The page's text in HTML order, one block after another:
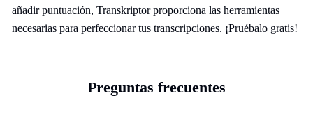
añadir puntuación, Transkriptor proporciona las herramientas
necesarias para perfeccionar tus transcripciones. ¡Pruébalo gratis!
Preguntas frecuentes